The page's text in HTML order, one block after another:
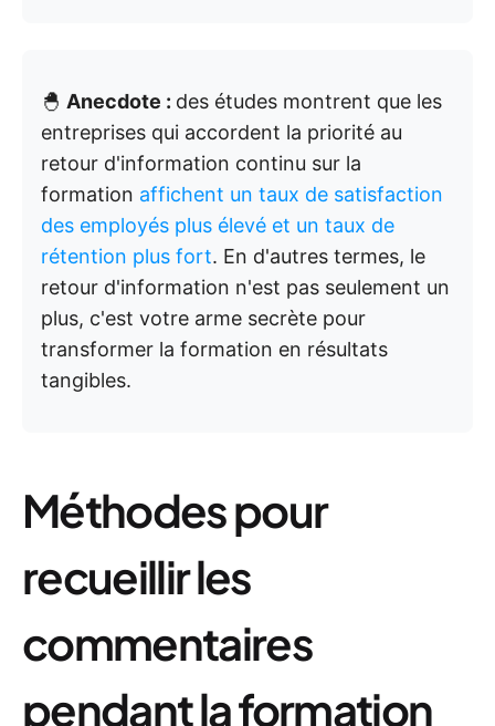
🐣 Anecdote : des études montrent que les
entreprises qui accordent la priorité au
retour d'information continu sur la
formation affichent un taux de satisfaction
des employés plus élevé et un taux de
rétention plus fort. En d'autres termes, le
retour d'information n'est pas seulement un
plus, c'est votre arme secrète pour
transformer la formation en résultats
tangibles.
Méthodes pour
recueillir les
commentaires
pendant la formation